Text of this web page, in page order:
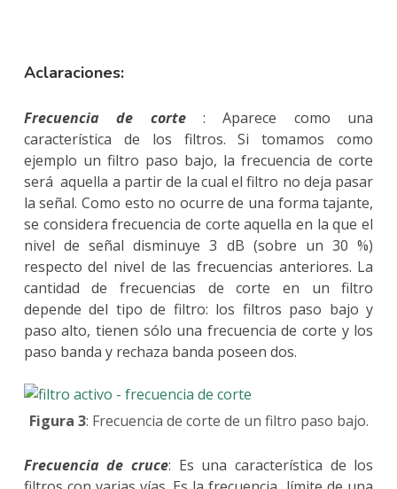
Aclaraciones:
Frecuencia de corte : Aparece como una
característica de los filtros. Si tomamos como
ejemplo un filtro paso bajo, la frecuencia de corte
será aquella a partir de la cual el filtro no deja pasar
la señal. Como esto no ocurre de una forma tajante,
se considera frecuencia de corte aquella en la que el
nivel de señal disminuye 3 dB (sobre un 30 %)
respecto del nivel de las frecuencias anteriores. La
cantidad de frecuencias de corte en un filtro
depende del tipo de filtro: los filtros paso bajo y
paso alto, tienen sólo una frecuencia de corte y los
paso banda y rechaza banda poseen dos.
Figura 3: Frecuencia de corte de un filtro paso bajo.
Frecuencia de cruce: Es una característica de los